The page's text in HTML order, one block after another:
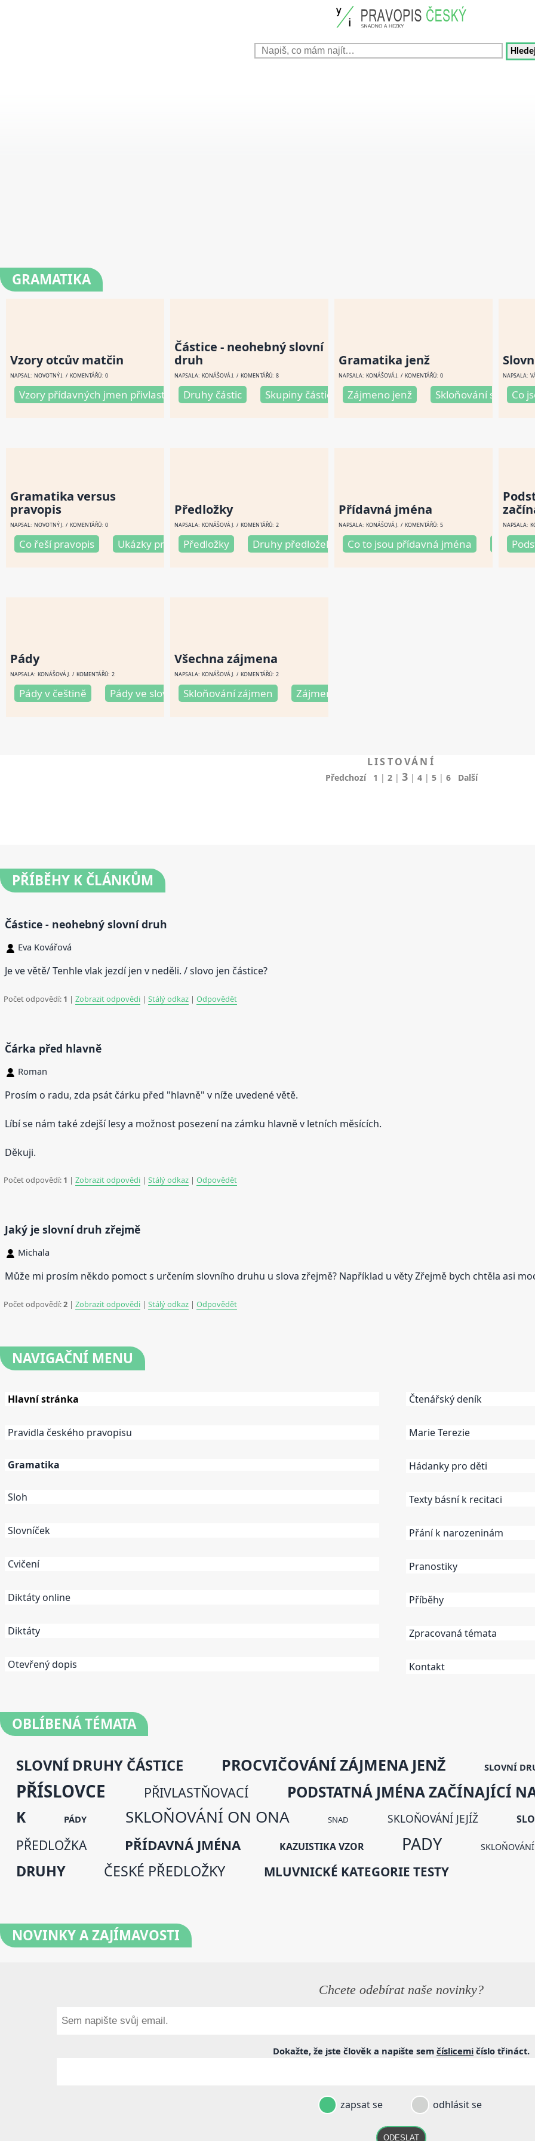
GRAMATIKA
Vzory otcův matčin
NAPSAL: NOVOTNÝ J. / KOMENTÁŘŮ: 0
Vzory přídavných jmen přivlastňovacích otcův a matčin 1. Vzor „otcův“ 2. Vzor „matčin“ 3.
Částice - neohebný slovní
druh
NAPSALA: KONÁŠOVÁ J. / KOMENTÁŘŮ: 8
Druhy částic Skupiny částic Všechny částice Pravopis částic
Gramatika jenž
NAPSALA: KONÁŠOVÁ J. / KOMENTÁŘŮ: 0
Zájmeno jenž Skloňování slova
NAPSALA:
Co
Gramatika versus
pravopis
NAPSAL: NOVOTNÝ J. / KOMENTÁŘŮ: 0
Co řeší pravopis Ukázky pravopisu Co řeší gramatika Ukázky gramatiky Typické záměny
Předložky
NAPSALA: KONÁŠOVÁ J. / KOMENTÁŘŮ: 2
Předložky Druhy předložek Seznam předložek Předložky a
Přídavná jména
NAPSALA: KONÁŠOVÁ J. / KOMENTÁŘŮ: 5
Co to jsou přídavná jména
NAPSALA:
Pády
NAPSALA: KONÁŠOVÁ J. / KOMENTÁŘŮ: 2
Pády v češtině Pády ve slovenštině Pády latinsky Mluvnické kategorie podstatných jmen v
Všechna zájmena
NAPSALA: KONÁŠOVÁ J. / KOMENTÁŘŮ: 2
Skloňování zájmen Zájmena osobní
LISTOVÁNÍ
Předchozí 1 | 2| 3| 4| 5| 6 Další
PŘÍBĚHY K ČLÁNKŮM
Částice - neohebný slovní druh
Eva Kovářová
Je ve větě/ Tenhle vlak jezdí jen v neděli. / slovo jen částice?
Počet odpovědí: 1 |Zobrazit odpovědi |Stálý odkaz |Odpovědět
Čárka před hlavně
Roman
Prosím o radu, zda psát čárku před "hlavně" v níže uvedené větě.
Líbí se nám také zdejší lesy a možnost posezení na zámku hlavně v letních měsících.
Děkuji.
Počet odpovědí: 1 |Zobrazit odpovědi |Stálý odkaz |Odpovědět
Jaký je slovní druh zřejmě
Michala
Může mi prosím někdo pomoct s určením slovního druhu u slova zřejmě? Například u věty Zřejmě bych chtěla asi
Počet odpovědí:2 |Zobrazit odpovědi |Stálý odkaz |Odpovědět
NAVIGAČNÍ MENU
Hlavní stránka
Pravidla českého pravopisu
Gramatika
Sloh
Slovníček
Cvičení
Diktáty online
Diktáty
Otevřený dopis
Čtenářský deník
Marie Terezie
Hádanky pro děti
Texty básní k recitaci
Přání k narozeninám
Pranostiky
Příběhy
Zpracovaná témata
Kontakt
OBLÍBENÁTÉMATA
SLOVNÍ DRUHY ČÁSTICE PROCVIČOVÁNÍ ZÁJMENA JENŽ SLOVNÍ
PŘÍSLOVCE PŘIVLASTŇOVACÍ
PODSTATNÁ JMÉNA ZAČÍNAJÍCÍ
K
PÁDY SKLOŇOVÁNÍ ON ONA SNAD SKLOŇOVÁNÍ JEJÍŽ
PŘEDLOŽKA PŘÍDAVNÁ JMÉNA KAZUISTIKA VZOR PADY
DRUHY ČESKÉ PŘEDLOŽKY MLUVNICKÉ KATEGORIE TESTY
NOVINKYA ZAJÍMAVOSTI
Chcete odebírat naše novinky?
Dokažte, že jste člověk a napište sem číslicemi číslo třináct.
zapsat se odhlásit se
ODESLAT